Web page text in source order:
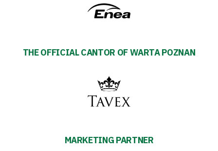
THE OFFICIAL CANTOR OF WARTA POZNAN
MARKETING PARTNER